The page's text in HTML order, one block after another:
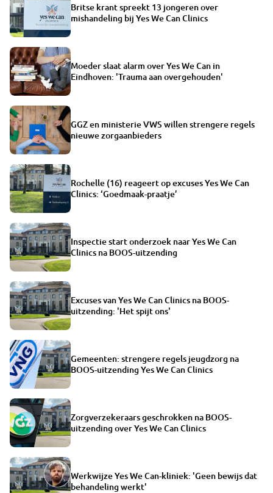
Britse krant spreekt 13 jongeren over
mishandeling bij Yes We Can Clinics
Moeder slaat alarm over Yes We Can in
Eindhoven: 'Trauma aan overgehouden'
GGZ en ministerie VWS willen strengere regels
nieuwe zorgaanbieders
Rochelle (16) reageert op excuses Yes We Can
Clinics: ‘Goedmaak-praatje’
Inspectie start onderzoek naar Yes We Can
Clinics na BOOS-uitzending
Excuses van Yes We Can Clinics na BOOS-
uitzending: 'Het spijt ons'
Gemeenten: strengere regels jeugdzorg na
BOOS-uitzending Yes We Can Clinics
Zorgverzekeraars geschrokken na BOOS-
uitzending over Yes We Can Clinics
Werkwijze Yes We Can-kliniek: 'Geen bewijs dat
behandeling werkt'